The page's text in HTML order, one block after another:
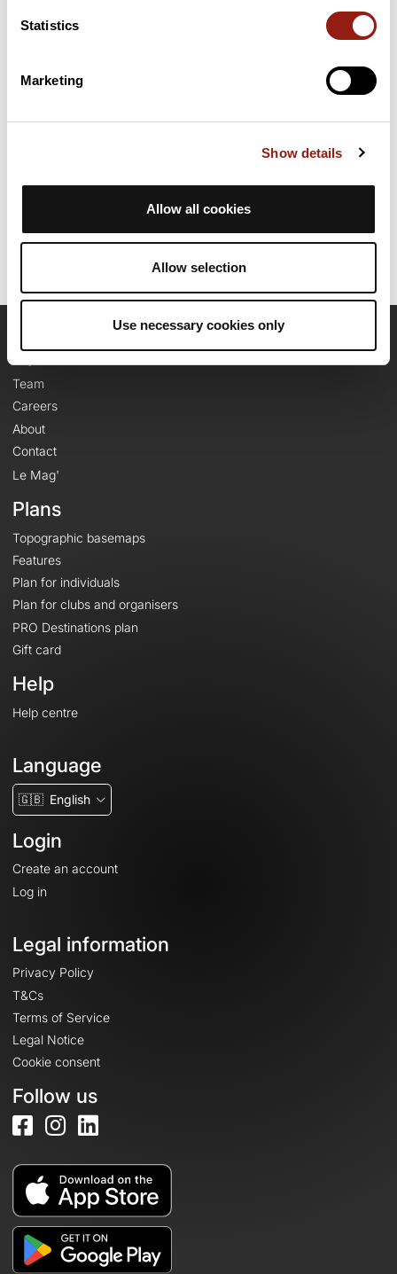
Statistics
Marketing
Show details
Allow all cookies
Allow selection
Use necessary cookies only
Discover this 17.4 km mountain biking route near Lus-la-Croix-
about 2 hours and 31 minutes to complete this route.
OpenRunner
Team
Careers
About
Contact
Le Mag'
Plans
Topographic basemaps
Features
Plan for individuals
Plan for clubs and organisers
PRO Destinations plan
Gift card
Help
Help centre
Language
🇬🇧 English
Login
Create an account
Log in
Legal information
Privacy Policy
T&Cs
Terms of Service
Legal Notice
Cookie consent
Follow us